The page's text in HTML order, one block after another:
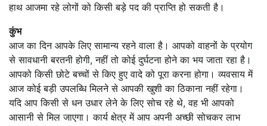
हाथ आजमा रहे लोगों को किसी बड़े पद की प्राप्ति हो सकती है।
कुंभ
आज का दिन आपके लिए सामान्य रहने वाला है। आपको वाहनों के प्रयोग
से सावधानी बरतनी होगी, नहीं तो कोई दुर्घटना होने का भय जाता रहा है।
आपको किसी छोटे बच्चों से किए हुए वादे को पूरा करना होगा। व्यवसाय में
आज कोई बड़ी उपलब्धि मिलने से आपकी खुशी का ठिकाना नहीं रहेगा।
यदि आप किसी से धन उधार लेने के लिए सोच रहे थे, वह भी आपको
आसानी से मिल जाएगा। कार्य क्षेत्र में आप अपनी अच्छी सोचकर लाभ